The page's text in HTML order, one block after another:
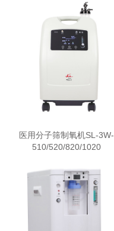
医用分子筛制氧机SL-3W-
510/520/820/1020